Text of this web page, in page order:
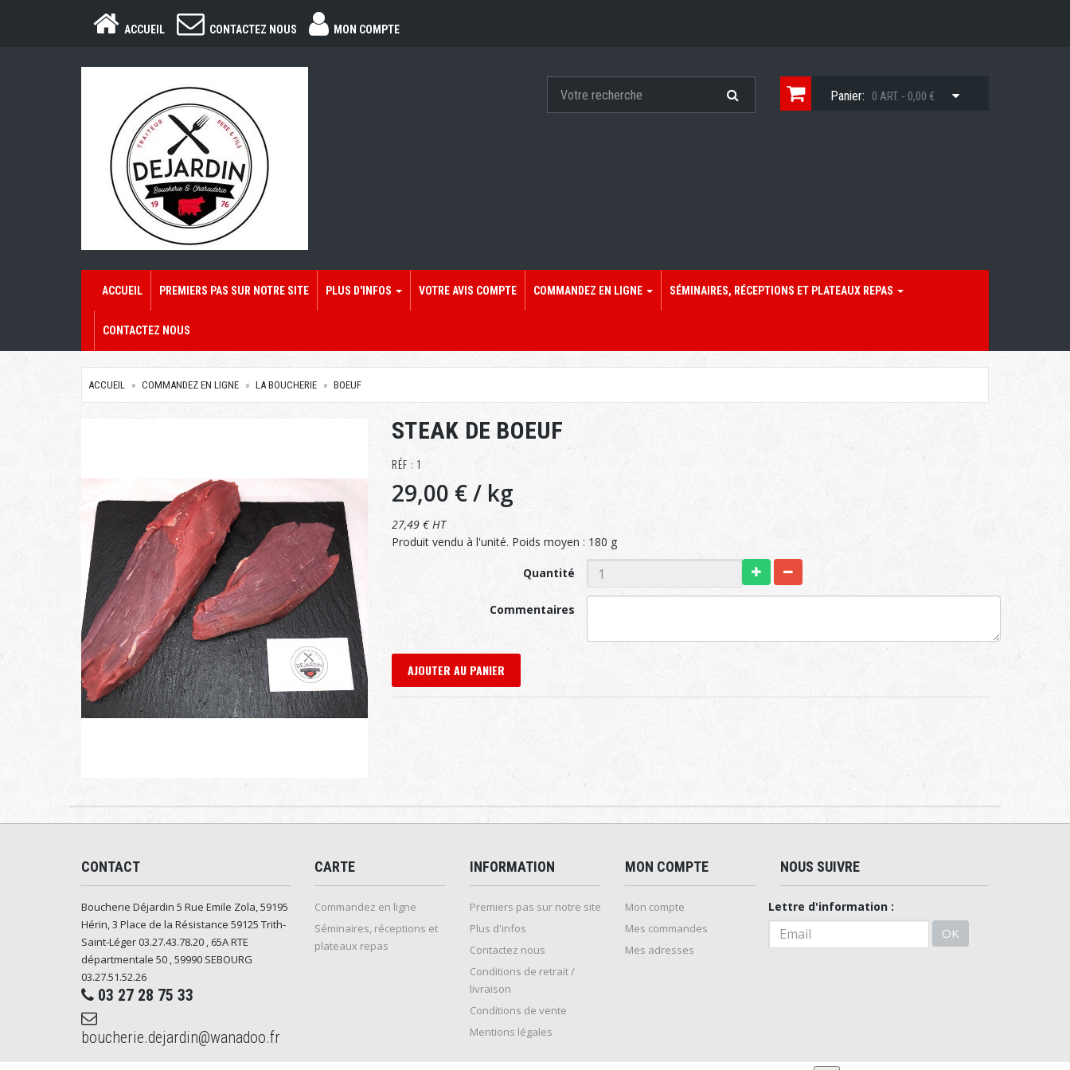
ACCUEIL CONTACTEZ NOUS MON COMPTE
Panier: 0 ART. - 0,00 €
ACCUEIL PREMIERS PAS SUR NOTRE SITE PLUS D'INFOS VOTRE AVIS COMPTE COMMANDEZ EN LIGNE SÉMINAIRES, RÉCEPTIONS ET PLATEAUX REPAS
CONTACTEZ NOUS
ACCUEIL COMMANDEZ EN LIGNE LA BOUCHERIE BOEUF
STEAK DE BOEUF
RÉF : 1
29,00 €/ kg
27,49 € HT
Produit vendu à l'unité. Poids moyen : 180 g
Quantité
Commentaires
AJOUTER AU PANIER
CONTACT
Boucherie Déjardin 5 Rue Emile Zola, 59195
Hérin, 3 Place de la Résistance 59125 Trith-
Saint-Léger 03.27.43.78.20 , 65A RTE
départmentale 50 , 59990 SEBOURG
03.27.51.52.26
03 27 28 75 33
boucherie.dejardin@wanadoo.fr
CARTE
Commandez en ligne
Séminaires, réceptions et
plateaux repas
INFORMATION
Premiers pas sur notre site
Plus d'infos
Contactez nous
Conditions de retrait /
livraison
Conditions de vente
Mentions légales
MON COMPTE
Mon compte
Mes commandes
Mes adresses
NOUS SUIVRE
Lettre d'information :
OK